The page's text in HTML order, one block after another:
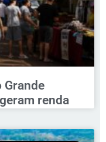
Grande
renda